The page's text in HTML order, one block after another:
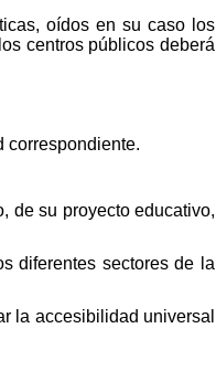
oídos en su caso los
centros públicos deberá
correspondiente.
de su proyecto educativo,
diferentes sectores de la
la accesibilidad universal